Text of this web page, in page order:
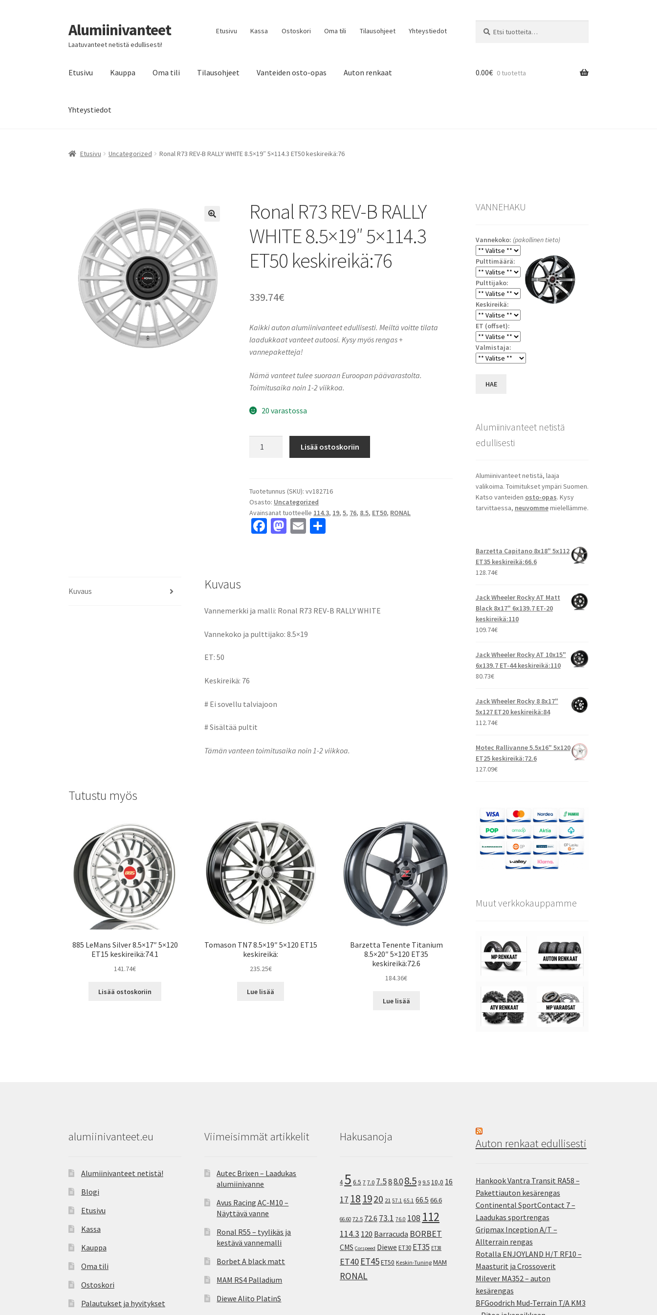
Siirry
navigointiin
Siirry
sisältöön
Alumiinivanteet
Laatuvanteet netistä edullisesti!
Etusivu Kassa Ostoskori Oma tili Tilausohjeet Yhteystiedot
Etusivu Kauppa Oma tili Tilausohjeet Vanteiden osto-opas Auton renkaat
Yhteystiedot
0.00€ 0 tuotetta
Etusivu Uncategorized Ronal R73 REV-B RALLY WHITE 8.5×19″ 5×114.3 ET50 keskireikä:76
Ronal R73 REV-B RALLY
WHITE 8.5×19″ 5×114.3
ET50 keskireikä:76
339.74€
Kaikki auton alumiinivanteet edullisesti. Meiltä voitte tilata
laadukkaat vanteet autoosi. Kysy myös rengas +
vannepaketteja!
Nämä vanteet tulee suoraan Euroopan päävarastolta.
Toimitusaika noin 1-2 viikkoa.
20 varastossa
RALLY
WHITE
8.5x19"
5x114.3
Lisää ostoskoriin
Tuotetunnus (SKU):vv182716
Osasto: Uncategorized
Avainsanat tuotteelle 114.3, 19,5, 76, 8.5, ET50, RONAL
Fa
k
M E
Kuvaus Kuvaus
Vannemerkki ja malli: Ronal R73 REV-B RALLY WHITE
Vannekoko ja pulttijako: 8.5×19
ET: 50
Keskireikä: 76
# Ei sovellu talviajoon
# Sisältää pultit
Tämän vanteen toimitusaika noin 1-2 viikkoa.
Tutustu myös
885 LeMans Silver 8.5×17″ 5×120
ET15 keskireikä:74.1
141.74€
Lisää ostoskoriin
Tomason TN7 8.5×19″ 5×120 ET15
keskireikä:
235.25€
Lue lisää
Barzetta Tenente Titanium
8.5×20″ 5×120 ET35
keskireikä:72.6
184.36€
Lue lisää
VANNEHAKU
Vannekoko: (pakollinen tieto)
Pulttimäärä:
Pulttijako:
Keskireikä:
ET (offset):
Valmistaja:
HAE
Alumiinivanteet netistä
edullisesti
Alumiinivanteet netistä, laaja
valikoima. Toimitukset ympäri Suomen.
Katso vanteiden osto-opas. Kysy
tarvittaessa, neuvommemielellämme.
Barzetta Capitano 8x18" 5x112
ET35 keskireikä:66.6
128.74€
Jack Wheeler Rocky AT Matt
Black 8x17" 6x139.7 ET-20
keskireikä:110
109.74€
Jack Wheeler Rocky AT 10x15"
6x139.7 ET-44 keskireikä:110
80.73€
Jack Wheeler Rocky 8 8x17"
5x127 ET20 keskireikä:84
112.74€
Motec Rallivanne 5.5x16" 5x120
ET25 keskireikä:72.6
127.09€
Muut verkkokauppamme
alumiinivanteet.eu
Alumiinivanteet netistä!
Blogi
Etusivu
Kassa
Kauppa
Oma tili
Ostoskori
Palautukset ja hyvitykset
Viimeisimmät artikkelit
Autec Brixen – Laadukas
alumiinivanne
Avus Racing AC-M10 –
Näyttävä vanne
Ronal R55 – tyylikäs ja
kestävä vannemalli
Borbet A black matt
MAM RS4 Palladium
Diewe Alito PlatinS
Hakusanoja
4 5 6.5 7 7.0 7.588.08.5 9 9.5 10,0 16
17 18 1920 21 57.1 65.1 66.5 66.6
66.60 72.5 72.6 73.1 76.0 108 112
114.3 120 Barracuda BORBET
CMS Corspeed Diewe ET30 ET35 ET38
ET40 ET45ET50 Keskin-Tuning MAM
RONAL
Auton renkaat edullisesti
Hankook Vantra Transit RA58 –
Pakettiauton kesärengas
Continental SportContact 7 –
Laadukas sportrengas
Gripmax Inception A/T –
Allterrain rengas
Rotalla ENJOYLAND H/T RF10 –
Maasturit ja Crossoverit
Milever MA352 – auton
kesärengas
BFGoodrich Mud-Terrain T/A KM3